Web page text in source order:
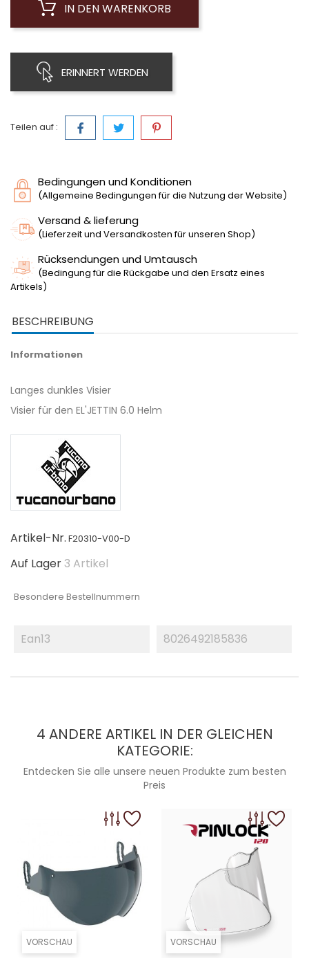
IN DEN WARENKORB
ERINNERT WERDEN
Teilen auf :
Bedingungen und Konditionen
(Allgemeine Bedingungen für die Nutzung der Website)
Versand & lieferung
(Lieferzeit und Versandkosten für unseren Shop)
Rücksendungen und Umtausch
(Bedingung für die Rückgabe und den Ersatz eines
Artikels)
BESCHREIBUNG
Informationen
Langes dunkles Visier
Visier für den EL'JETTIN 6.0 Helm
Artikel-Nr. F20310-V00-D
Auf Lager 3 Artikel
Besondere Bestellnummern
Ean13 8026492185836
4 ANDERE ARTIKEL IN DER GLEICHEN
KATEGORIE:
Entdecken Sie alle unsere neuen Produkte zum besten
Preis
VORSCHAU VORSCHAU